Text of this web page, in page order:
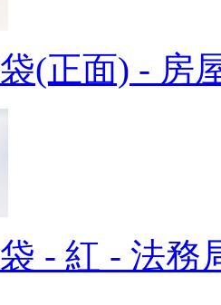
(正面) - 房
- 紅 - 法務